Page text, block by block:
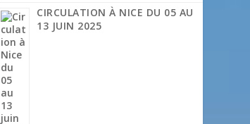
CIRCULATION À NICE DU 05 AU
13 JUIN 2025